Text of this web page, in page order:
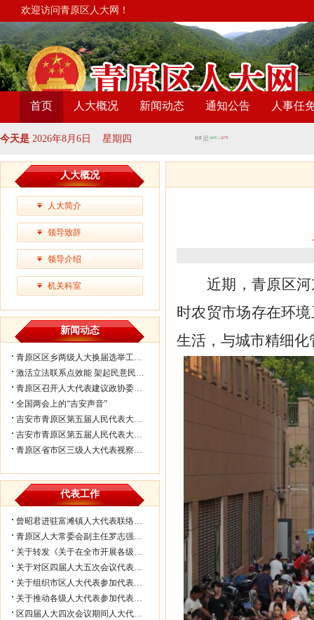
欢迎访问青原区人大网！
首页 人大概况 新闻动态 通知公告 人事任
今天是 2026年8月6日 星期四
人大概况
人大简介
领导致辞
领导介绍
机关科室
新闻动态
青原区区乡两级人大换届选举工作会议...
激活立法联系点效能 架起民意民生连...
青原区召开人大代表建议政协委员提案...
全国两会上的“吉安声音”
吉安市青原区第五届人民代表大会第七...
吉安市青原区第五届人民代表大会第七...
青原区省市区三级人大代表视察民生实...
代表工作
曾昭君进驻富滩镇人大代表联络工作站...
青原区人大常委会副主任罗志强带队赴...
关于转发《关于在全市开展各级人大代...
关于对区四届人大五次会议代表所提部...
关于组织市区人大代表参加代表联络工...
关于推动各级人大代表参加代表联络工...
区四届人大四次会议期间人大代表审议...
近期，青原区
时农贸市场存在环
生活，与城市精细